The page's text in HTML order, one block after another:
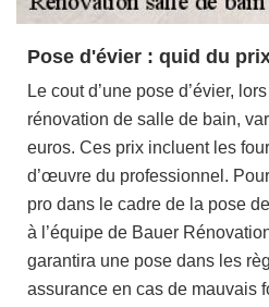
Pose d'évier : quid du
Le cout d’une pose d’évier,
rénovation de salle de bain,
euros. Ces prix incluent les
d’œuvre du professionnel.
pro dans le cadre de la pose
à l’équipe de Bauer
garantira une pose dans les
assurance en cas de mauvais